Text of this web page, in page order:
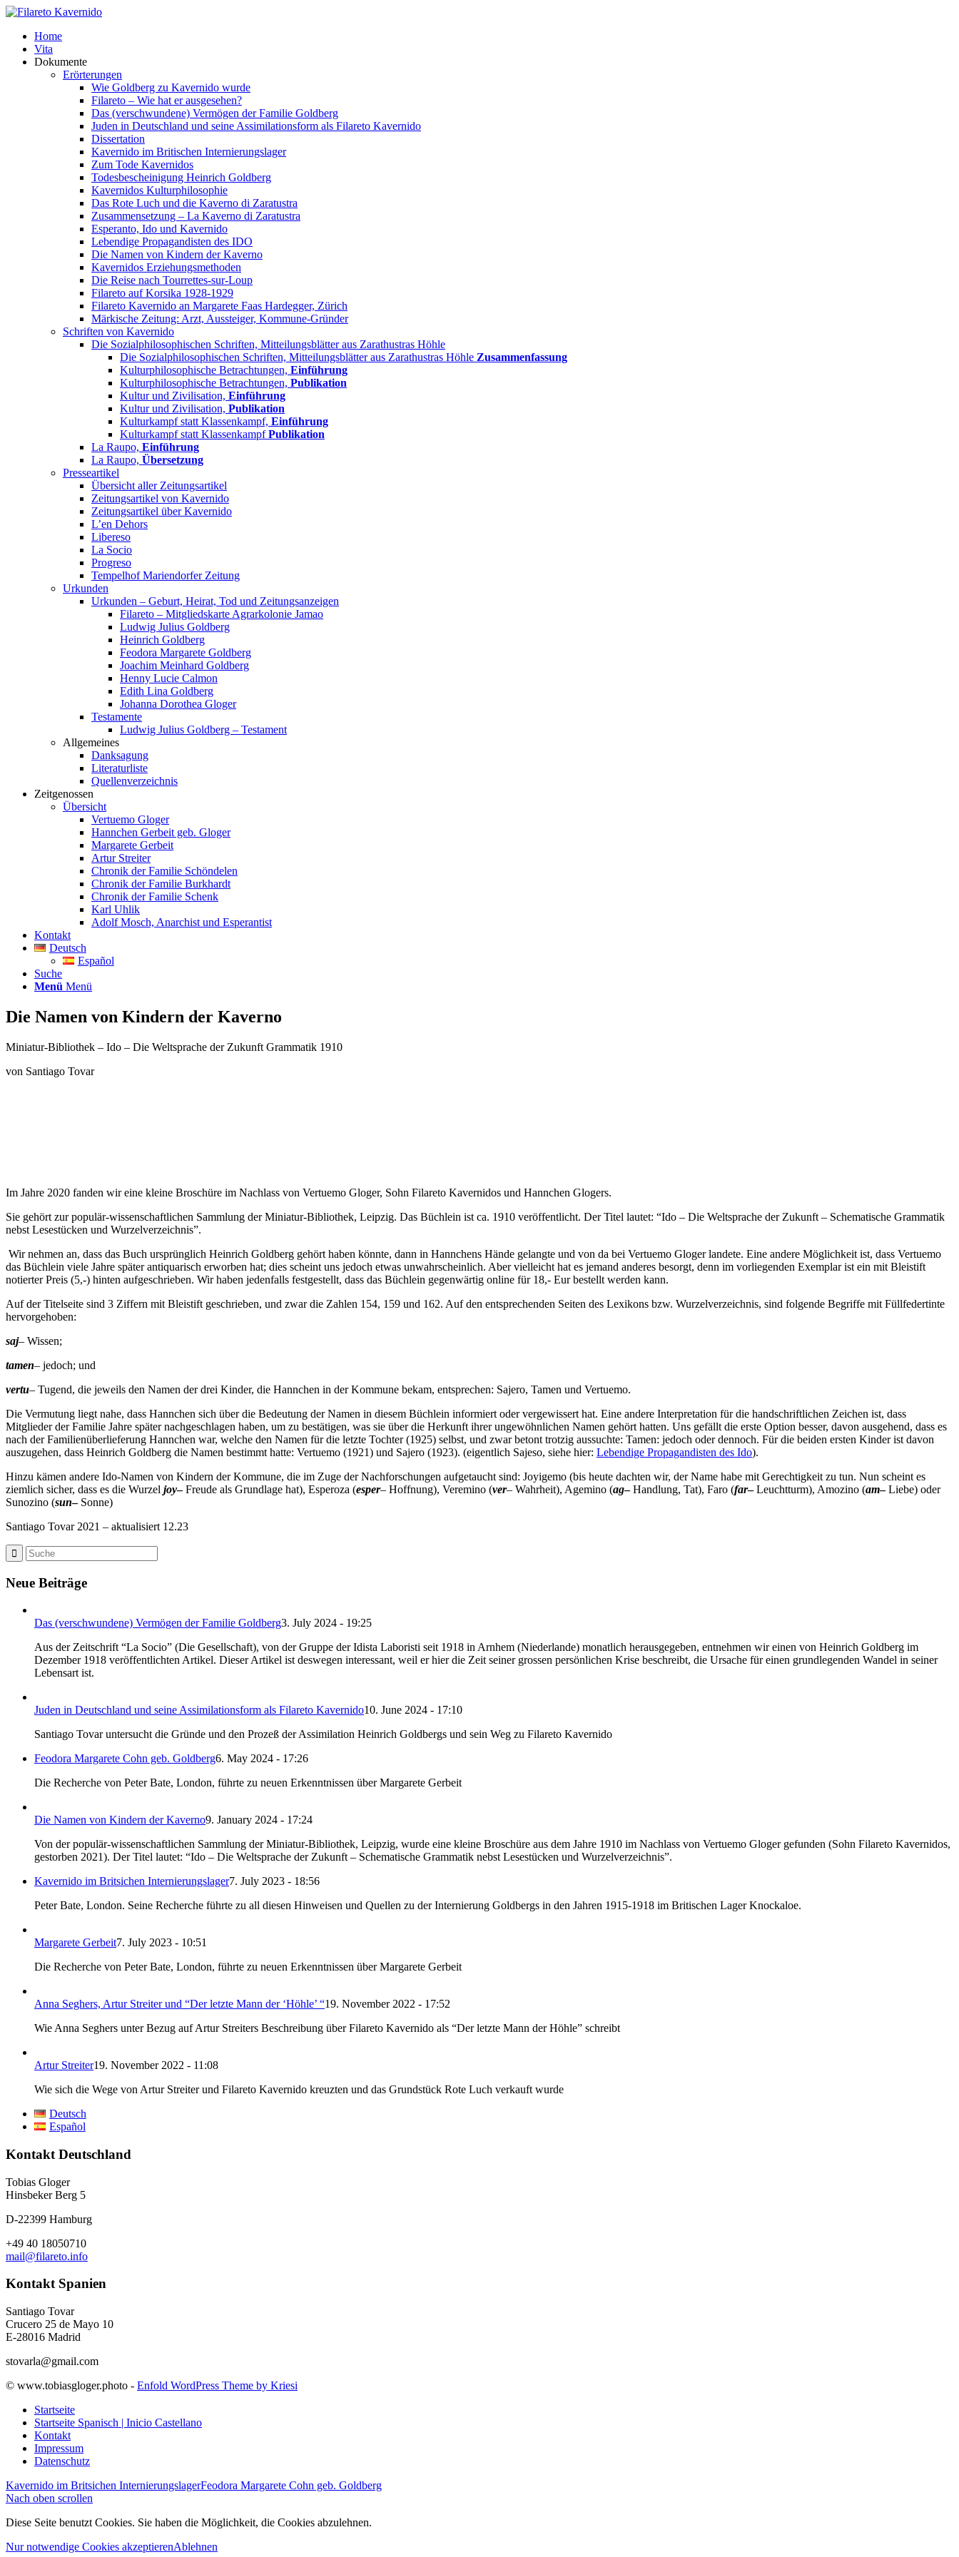
Home
Vita
Dokumente
Erörterungen
Wie Goldberg zu Kavernido wurde
Filareto – Wie hat er ausgesehen?
Das (verschwundene) Vermögen der Familie Goldberg
Juden in Deutschland und seine Assimilationsform als Filareto Kavernido
Dissertation
Kavernido im Britischen Internierungslager
Zum Tode Kavernidos
Todesbescheinigung Heinrich Goldberg
Kavernidos Kulturphilosophie
Das Rote Luch und die Kaverno di Zaratustra
Zusammensetzung – La Kaverno di Zaratustra
Esperanto, Ido und Kavernido
Lebendige Propagandisten des IDO
Die Namen von Kindern der Kaverno
Kavernidos Erziehungsmethoden
Die Reise nach Tourrettes-sur-Loup
Filareto auf Korsika 1928-1929
Filareto Kavernido an Margarete Faas Hardegger, Zürich
Märkische Zeitung: Arzt, Aussteiger, Kommune-Gründer
Schriften von Kavernido
Die Sozialphilosophischen Schriften, Mitteilungsblätter aus Zarathustras Höhle
Die Sozialphilosophischen Schriften, Mitteilungsblätter aus Zarathustras Höhle Zusammenfassung
Kulturphilosophische Betrachtungen, Einführung
Kulturphilosophische Betrachtungen, Publikation
Kultur und Zivilisation, Einführung
Kultur und Zivilisation, Publikation
Kulturkampf statt Klassenkampf, Einführung
Kulturkampf statt KlassenkampfPublikation
La Raupo, Einführung
La Raupo, Übersetzung
Presseartikel
Übersicht aller Zeitungsartikel
Zeitungsartikel von Kavernido
Zeitungsartikel über Kavernido
L’en Dehors
Libereso
La Socio
Progreso
Tempelhof Mariendorfer Zeitung
Urkunden
Urkunden – Geburt, Heirat, Tod und Zeitungsanzeigen
Filareto – Mitgliedskarte Agrarkolonie Jamao
Ludwig Julius Goldberg
Heinrich Goldberg
Feodora Margarete Goldberg
Joachim Meinhard Goldberg
Henny Lucie Calmon
Edith Lina Goldberg
Johanna Dorothea Gloger
Testamente
Ludwig Julius Goldberg – Testament
Allgemeines
Danksagung
Literaturliste
Quellenverzeichnis
Zeitgenossen
Übersicht
Vertuemo Gloger
Hannchen Gerbeit geb. Gloger
Margarete Gerbeit
Artur Streiter
Chronik der Familie Schöndelen
Chronik der Familie Burkhardt
Chronik der Familie Schenk
Karl Uhlik
Adolf Mosch, Anarchist und Esperantist
Kontakt
Deutsch
Español
Suche
Menü Menü
Die Namen von Kindern der Kaverno
Miniatur-Bibliothek – Ido – Die Weltsprache der Zukunft Grammatik 1910
von Santiago Tovar
Im Jahre 2020 fanden wir eine kleine Broschüre im Nachlass von Vertuemo Gloger, Sohn Filareto Kavernidos und Hannchen Glogers.
Sie gehört zur populär-wissenschaftlichen Sammlung der Miniatur-Bibliothek, Leipzig. Das Büchlein ist ca. 1910 veröffentlicht. Der Titel lautet: “Ido – Die Weltsprache der Zukunft – Schematische Grammatik
nebst Lesestücken und Wurzelverzeichnis”.
Wir nehmen an, dass das Buch ursprünglich Heinrich Goldberg gehört haben könnte, dann in Hannchens Hände gelangte und von da bei Vertuemo Gloger landete. Eine andere Möglichkeit ist, dass Vertuemo
das Büchlein viele Jahre später antiquarisch erworben hat; dies scheint uns jedoch etwas unwahrscheinlich. Aber vielleicht hat es jemand anderes besorgt, denn im vorliegenden Exemplar ist ein mit Bleistift
notierter Preis (5,-) hinten aufgeschrieben. Wir haben jedenfalls festgestellt, dass das Büchlein gegenwärtig online für 18,- Eur bestellt werden kann.
Auf der Titelseite sind 3 Ziffern mit Bleistift geschrieben, und zwar die Zahlen 154, 159 und 162. Auf den entsprechenden Seiten des Lexikons bzw. Wurzelverzeichnis, sind folgende Begriffe mit Füllfedertinte
hervorgehoben:
saj– Wissen;
tamen– jedoch; und
vertu– Tugend, die jeweils den Namen der drei Kinder, die Hannchen in der Kommune bekam, entsprechen: Sajero, Tamen und Vertuemo.
Die Vermutung liegt nahe, dass Hannchen sich über die Bedeutung der Namen in diesem Büchlein informiert oder vergewissert hat. Eine andere Interpretation für die handschriftlichen Zeichen ist, dass
Mitglieder der Familie Jahre später nachgeschlagen haben, um zu bestätigen, was sie über die Herkunft ihrer ungewöhnlichen Namen gehört hatten. Uns gefällt die erste Option besser, davon ausgehend, dass es
nach der Familienüberlieferung Hannchen war, welche den Namen für die letzte Tochter (1925) selbst, und zwar betont trotzig aussuchte: Tamen: jedoch oder dennoch. Für die beiden ersten Kinder ist davon
auszugehen, dass Heinrich Goldberg die Namen bestimmt hatte: Vertuemo (1921) und Sajero (1923). (eigentlich Sajeso, siehe hier: Lebendige Propagandisten des Ido).
Hinzu kämen andere Ido-Namen von Kindern der Kommune, die im Zuge der Nachforschungen aufgetaucht sind: Joyigemo (bis heute dachten wir, der Name habe mit Gerechtigkeit zu tun. Nun scheint es
ziemlich sicher, dass es die Wurzel joy–Freude als Grundlage hat), Esperoza (esper– Hoffnung), Veremino (ver– Wahrheit), Agemino (ag–Handlung, Tat), Faro (far–Leuchtturm), Amozino (am–Liebe) oder
Sunozino (sun–Sonne)
Santiago Tovar 2021 – aktualisiert 12.23
Neue Beiträge
Das (verschwundene) Vermögen der Familie Goldberg3. July 2024 - 19:25
Aus der Zeitschrift “La Socio” (Die Gesellschaft), von der Gruppe der Idista Laboristi seit 1918 in Arnhem (Niederlande) monatlich herausgegeben, entnehmen wir einen von Heinrich Goldberg im
Dezember 1918 veröffentlichten Artikel. Dieser Artikel ist deswegen interessant, weil er hier die Zeit seiner grossen persönlichen Krise beschreibt, die Ursache für einen grundlegenden Wandel in seiner
Lebensart ist.
Juden in Deutschland und seine Assimilationsform als Filareto Kavernido10. June 2024 - 17:10
Santiago Tovar untersucht die Gründe und den Prozeß der Assimilation Heinrich Goldbergs und sein Weg zu Filareto Kavernido
Feodora Margarete Cohn geb. Goldberg6. May 2024 - 17:26
Die Recherche von Peter Bate, London, führte zu neuen Erkenntnissen über Margarete Gerbeit
Die Namen von Kindern der Kaverno9. January 2024 - 17:24
Von der populär-wissenschaftlichen Sammlung der Miniatur-Bibliothek, Leipzig, wurde eine kleine Broschüre aus dem Jahre 1910 im Nachlass von Vertuemo Gloger gefunden (Sohn Filareto Kavernidos,
gestorben 2021). Der Titel lautet: “Ido – Die Weltsprache der Zukunft – Schematische Grammatik nebst Lesestücken und Wurzelverzeichnis”.
Kavernido im Britsichen Internierungslager7. July 2023 - 18:56
Peter Bate, London. Seine Recherche führte zu all diesen Hinweisen und Quellen zu der Internierung Goldbergs in den Jahren 1915-1918 im Britischen Lager Knockaloe.
Margarete Gerbeit7. July 2023 - 10:51
Die Recherche von Peter Bate, London, führte zu neuen Erkenntnissen über Margarete Gerbeit
Anna Seghers, Artur Streiter und “Der letzte Mann der ‘Höhle’ “19. November 2022 - 17:52
Wie Anna Seghers unter Bezug auf Artur Streiters Beschreibung über Filareto Kavernido als “Der letzte Mann der Höhle” schreibt
Artur Streiter19. November 2022 - 11:08
Wie sich die Wege von Artur Streiter und Filareto Kavernido kreuzten und das Grundstück Rote Luch verkauft wurde
Deutsch
Español
Kontakt Deutschland
Tobias Gloger
Hinsbeker Berg 5
D-22399 Hamburg
+49 40 18050710
mail@filareto.info
Kontakt Spanien
Santiago Tovar
Crucero 25 de Mayo 10
E-28016 Madrid
stovarla@gmail.com
© www.tobiasgloger.photo - Enfold WordPress Theme by Kriesi
Startseite
Startseite Spanisch | Inicio Castellano
Kontakt
Impressum
Datenschutz
Kavernido im Britsichen InternierungslagerFeodora Margarete Cohn geb. Goldberg
Nach oben scrollen
Diese Seite benutzt Cookies. Sie haben die Möglichkeit, die Cookies abzulehnen.
Nur notwendige Cookies akzeptierenAblehnen